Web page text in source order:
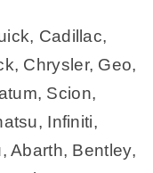
Cadillac,
Chrysler, Geo,
Scion,
Infiniti,
Abarth, Bentley,